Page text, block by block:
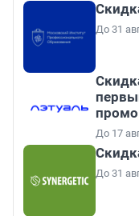
До 31
До 17
До 31